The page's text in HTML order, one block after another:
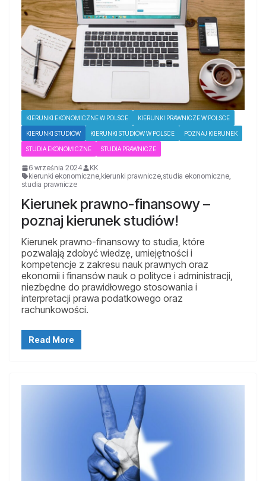
KIERUNKI EKONOMICZNE W POLSCE KIERUNKI PRAWNICZE W POLSCE
KIERUNKI STUDIÓW KIERUNKI STUDIÓW W POLSCE POZNAJ KIERUNEK
STUDIA EKONOMICZNE STUDIA PRAWNICZE
6 września 2024
KK
kierunki ekonomiczne,kierunki prawnicze,studia ekonomiczne,
studia prawnicze
Kierunek prawno-finansowy –
poznaj kierunek studiów!
Kierunek prawno-finansowy to studia, które
pozwalają zdobyć wiedzę, umiejętności i
kompetencje z zakresu nauk prawnych oraz
ekonomii i finansów nauk o polityce i administracji,
niezbędne do prawidłowego stosowania i
interpretacji prawa podatkowego oraz
rachunkowości.
Read More